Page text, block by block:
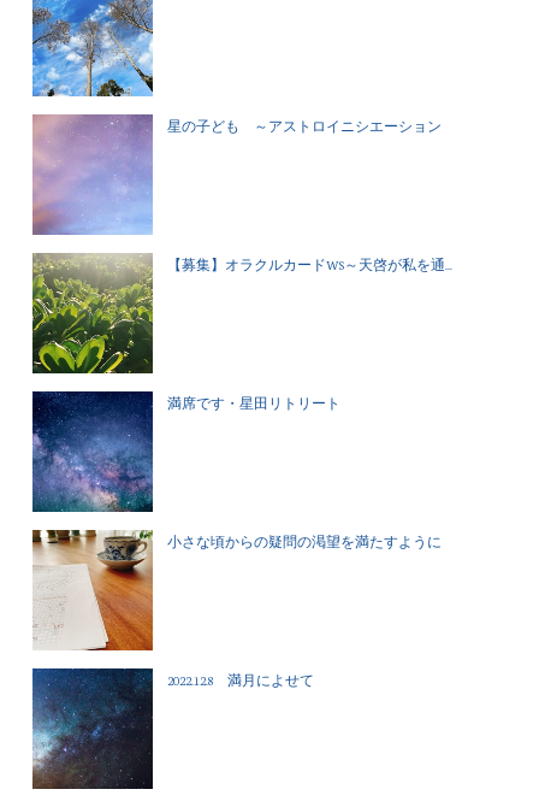
星の子ども ～アストロイニシエーション
【募集】オラクルカードWS～天啓が私を通...
満席です・星田リトリート
小さな頃からの疑問の渇望を満たすように
2022.12.8 満月によせて